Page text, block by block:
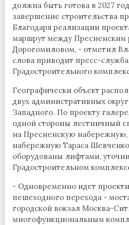
должна быть готова в 2027
завершение строительства
Благодаря реализации
маршрут между Пресненским
Дорогомиловом, - отметил
слова приводит пресс-
Градостроительного
Географически объект
двух административных
Западного. По проекту
одной стороны лестничный
на Пресненскую набережную,
набережную Тараса
оборудованы лифтами,
Градостроительном
- Одновременно идет
пешеходного перехода -
городской вокзал Москва-
многофункциональным